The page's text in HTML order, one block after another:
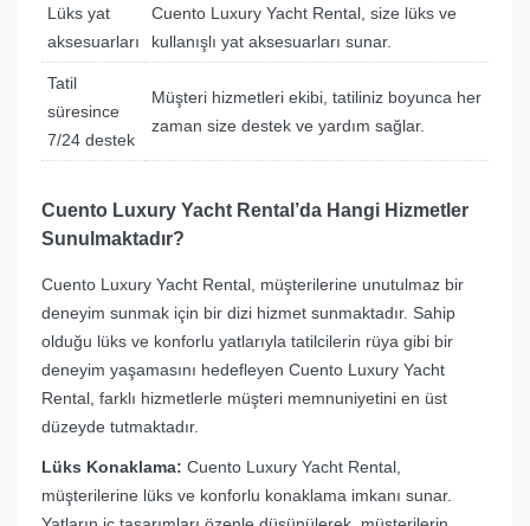
Lüks yat
aksesuarları
Cuento Luxury Yacht Rental, size lüks ve
kullanışlı yat aksesuarları sunar.
Tatil
süresince
7/24 destek
Müşteri hizmetleri ekibi, tatiliniz boyunca her
zaman size destek ve yardım sağlar.
Cuento Luxury Yacht Rental’da Hangi Hizmetler
Sunulmaktadır?
Cuento Luxury Yacht Rental, müşterilerine unutulmaz bir
deneyim sunmak için bir dizi hizmet sunmaktadır. Sahip
olduğu lüks ve konforlu yatlarıyla tatilcilerin rüya gibi bir
deneyim yaşamasını hedefleyen Cuento Luxury Yacht
Rental, farklı hizmetlerle müşteri memnuniyetini en üst
düzeyde tutmaktadır.
Lüks Konaklama: Cuento Luxury Yacht Rental,
müşterilerine lüks ve konforlu konaklama imkanı sunar.